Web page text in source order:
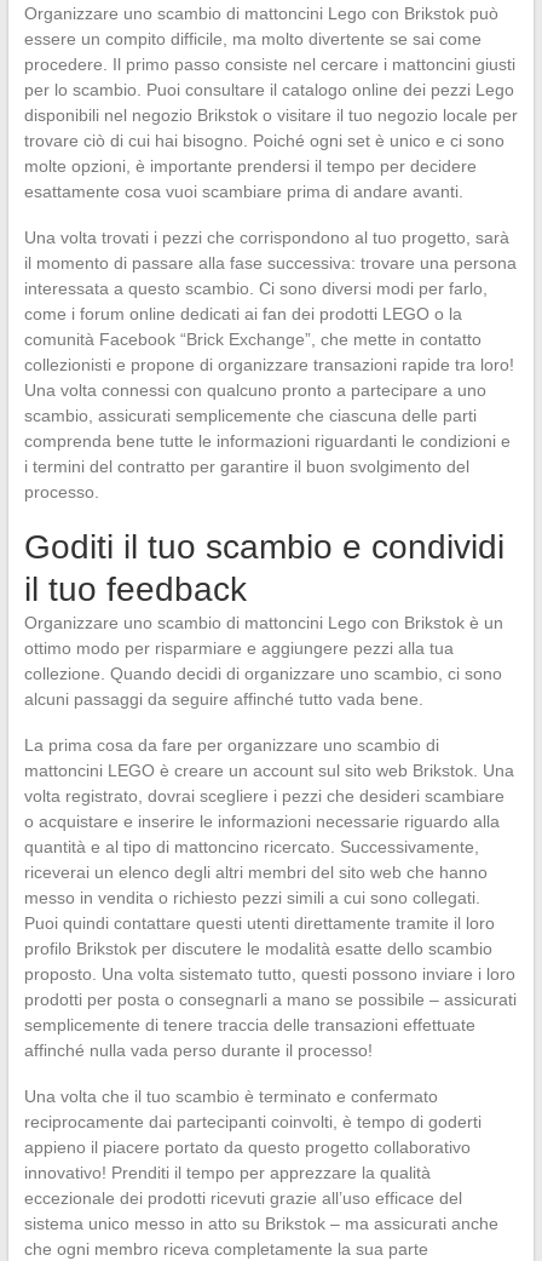
Organizzare uno scambio di mattoncini Lego con Brikstok può
essere un compito difficile, ma molto divertente se sai come
procedere. Il primo passo consiste nel cercare i mattoncini giusti
per lo scambio. Puoi consultare il catalogo online dei pezzi Lego
disponibili nel negozio Brikstok o visitare il tuo negozio locale per
trovare ciò di cui hai bisogno. Poiché ogni set è unico e ci sono
molte opzioni, è importante prendersi il tempo per decidere
esattamente cosa vuoi scambiare prima di andare avanti.
Una volta trovati i pezzi che corrispondono al tuo progetto, sarà
il momento di passare alla fase successiva: trovare una persona
interessata a questo scambio. Ci sono diversi modi per farlo,
come i forum online dedicati ai fan dei prodotti LEGO o la
comunità Facebook “Brick Exchange”, che mette in contatto
collezionisti e propone di organizzare transazioni rapide tra loro!
Una volta connessi con qualcuno pronto a partecipare a uno
scambio, assicurati semplicemente che ciascuna delle parti
comprenda bene tutte le informazioni riguardanti le condizioni e
i termini del contratto per garantire il buon svolgimento del
processo.
Goditi il tuo scambio e condividi
il tuo feedback
Organizzare uno scambio di mattoncini Lego con Brikstok è un
ottimo modo per risparmiare e aggiungere pezzi alla tua
collezione. Quando decidi di organizzare uno scambio, ci sono
alcuni passaggi da seguire affinché tutto vada bene.
La prima cosa da fare per organizzare uno scambio di
mattoncini LEGO è creare un account sul sito web Brikstok. Una
volta registrato, dovrai scegliere i pezzi che desideri scambiare
o acquistare e inserire le informazioni necessarie riguardo alla
quantità e al tipo di mattoncino ricercato. Successivamente,
riceverai un elenco degli altri membri del sito web che hanno
messo in vendita o richiesto pezzi simili a cui sono collegati.
Puoi quindi contattare questi utenti direttamente tramite il loro
profilo Brikstok per discutere le modalità esatte dello scambio
proposto. Una volta sistemato tutto, questi possono inviare i loro
prodotti per posta o consegnarli a mano se possibile – assicurati
semplicemente di tenere traccia delle transazioni effettuate
affinché nulla vada perso durante il processo!
Una volta che il tuo scambio è terminato e confermato
reciprocamente dai partecipanti coinvolti, è tempo di goderti
appieno il piacere portato da questo progetto collaborativo
innovativo! Prenditi il tempo per apprezzare la qualità
eccezionale dei prodotti ricevuti grazie all’uso efficace del
sistema unico messo in atto su Brikstok – ma assicurati anche
che ogni membro riceva completamente la sua parte